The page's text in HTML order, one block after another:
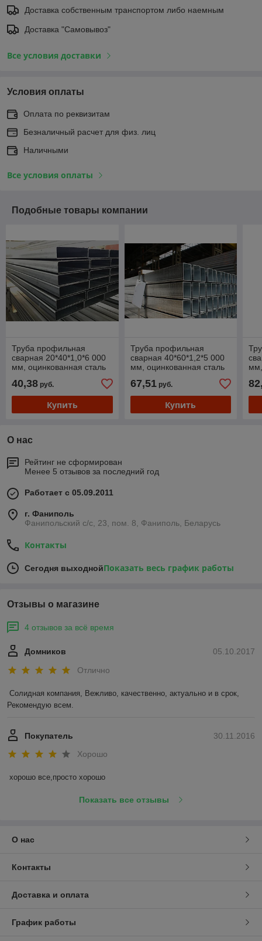
Доставка собственным транспортом либо наемным
Доставка "Самовывоз"
Все условия доставки
Условия оплаты
Оплата по реквизитам
Безналичный расчет для физ. лиц
Наличными
Все условия оплаты
Подобные товары компании
Труба профильная
сварная 20*40*1,0*6 000
мм, оцинкованная сталь
40,38 руб.
Купить
Труба профильная
сварная 40*60*1,2*5 000
мм, оцинкованная сталь
67,51руб.
Купить
О нас
Рейтинг не сформирован
Менее 5 отзывов за последний год
Работает с 05.09.2011
г. Фаниполь
Фанипольский с/с, 23, пом. 8, Фаниполь, Беларусь
Контакты
Сегодня выходнойПоказать весь график работы
Отзывы о магазине
4 отзывов за всё время
05.10.2017
Домников
Отлично
Солидная компания, Вежливо, качественно, актуально и в срок,
Рекомендую всем.
30.11.2016
Покупатель
Хорошо
хорошо все,просто хорошо
Показать все отзывы
О нас
Контакты
Доставка и оплата
График работы